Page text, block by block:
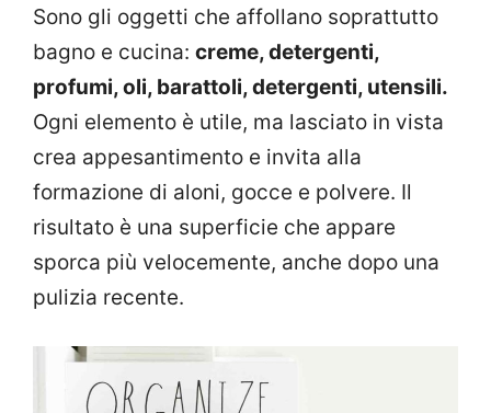
Sono gli oggetti che affollano soprattutto
bagno e cucina: creme, detergenti,
profumi, oli, barattoli, detergenti, utensili.
Ogni elemento è utile, ma lasciato in vista
crea appesantimento e invita alla
formazione di aloni, gocce e polvere. Il
risultato è una superficie che appare
sporca più velocemente, anche dopo una
pulizia recente.